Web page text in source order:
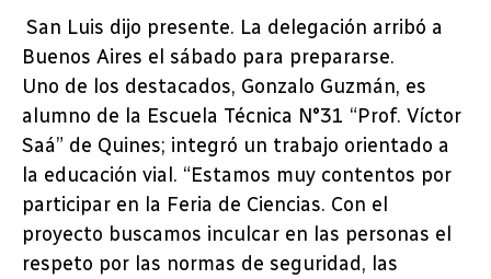
San Luis dijo presente. La delegación arribó a
Buenos Aires el sábado para prepararse.
Uno de los destacados, Gonzalo Guzmán, es
alumno de la Escuela Técnica N°31 “Prof. Víctor
Saá” de Quines; integró un trabajo orientado a
la educación vial. “Estamos muy contentos por
participar en la Feria de Ciencias. Con el
proyecto buscamos inculcar en las personas el
respeto por las normas de seguridad, las